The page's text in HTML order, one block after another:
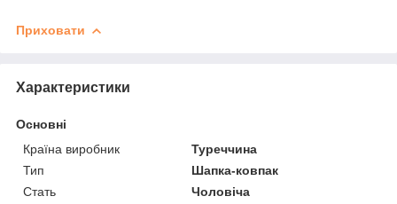
Приховати
Характеристики
Основні
Країна виробник
Туреччина
Тип
Шапка-ковпак
Стать
Чоловіча